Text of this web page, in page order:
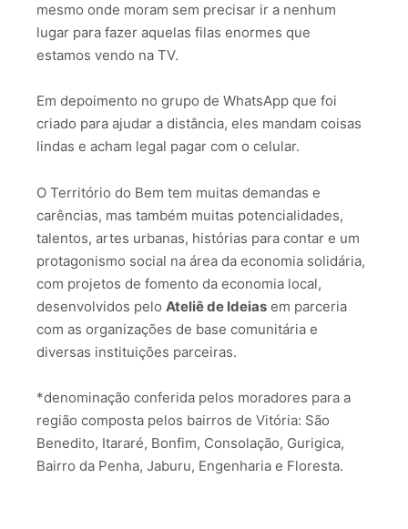
mesmo onde moram sem precisar ir a nenhum
lugar para fazer aquelas filas enormes que
estamos vendo na TV.
Em depoimento no grupo de WhatsApp que foi
criado para ajudar a distância, eles mandam coisas
lindas e acham legal pagar com o celular.
O Território do Bem tem muitas demandas e
carências, mas também muitas potencialidades,
talentos, artes urbanas, histórias para contar e um
protagonismo social na área da economia solidária,
com projetos de fomento da economia local,
desenvolvidos pelo Ateliê de Ideias em parceria
com as organizações de base comunitária e
diversas instituições parceiras.
*denominação conferida pelos moradores para a
região composta pelos bairros de Vitória: São
Benedito, Itararé, Bonfim, Consolação, Gurigica,
Bairro da Penha, Jaburu, Engenharia e Floresta.